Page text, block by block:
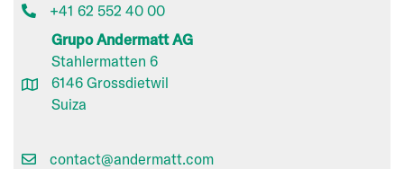
+41 62 552 40 00
Grupo Andermatt AG
Stahlermatten 6
6146 Grossdietwil
Suiza
contact@andermatt.com